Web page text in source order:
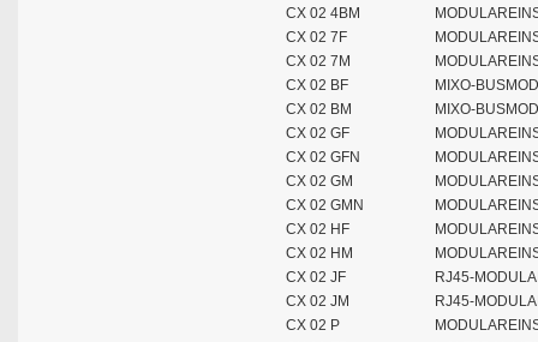
CX 02 4BM
CX 02 7F
CX 02 7M
CX 02 BF
MIXO-
CX 02 BM
MIXO-
CX 02 GF
CX 02 GFN
CX 02 GM
CX 02 GMN
CX 02 HF
CX 02 HM
CX 02 JF
RJ45-
CX 02 JM
RJ45-
CX 02 P